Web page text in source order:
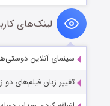
لینک‌های
سینمای آنلاین
تغییر زبان فیلم‌های دو